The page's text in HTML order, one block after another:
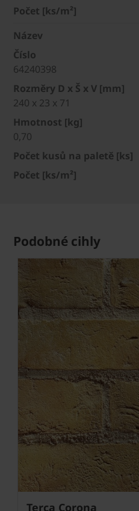
Počet [ks/m²]
Název
Číslo
64240398
Rozměry D x Š x V [mm]
240 x 23 x 71
Hmotnost [kg]
0,70
Počet kusů na paletě [ks]
Počet [ks/m²]
Podobné cihly
Terca Corona